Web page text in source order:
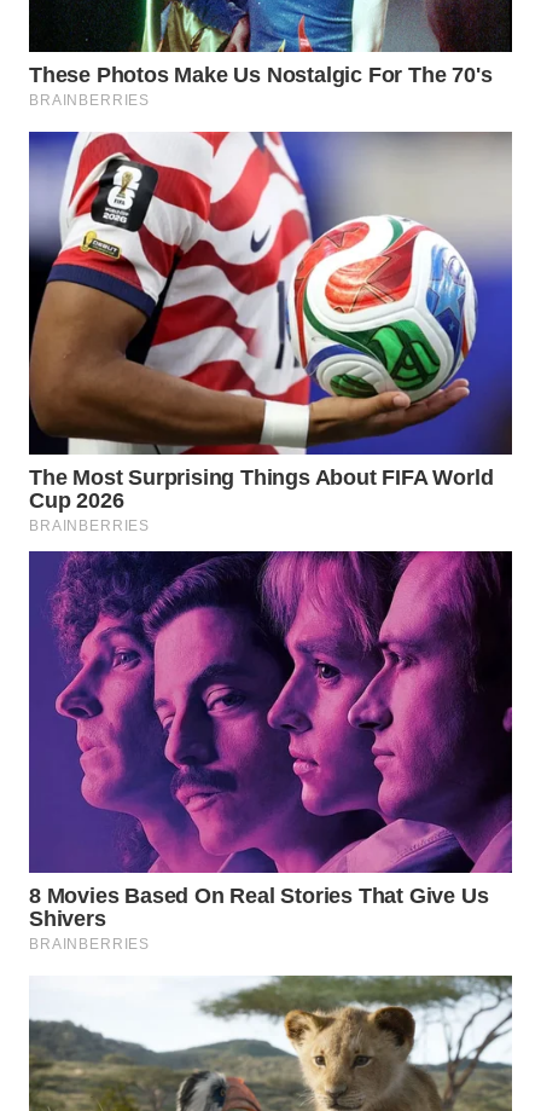
WN
DANAU
TOBA
WN
NIAS
WN
LANGKAT
TAPANULI
SELATAN
WN
TANJUNG
LESUNG
WN
KARO
WN
SIMALUNGUN
WN
LABUHANBATU
WN
TAPANULI
TENGAH
WN
TEBING